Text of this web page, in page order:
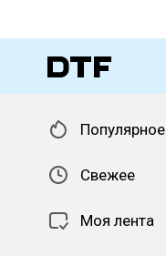
Популярное
Свежее
Моя лента